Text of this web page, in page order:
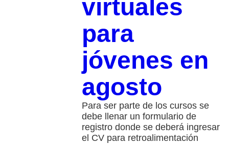
virtuales
para
jóvenes en
agosto
Para ser parte de los cursos se
debe llenar un formulario de
registro donde se deberá ingresar
el CV para retroalimentación